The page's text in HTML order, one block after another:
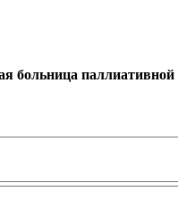
больница